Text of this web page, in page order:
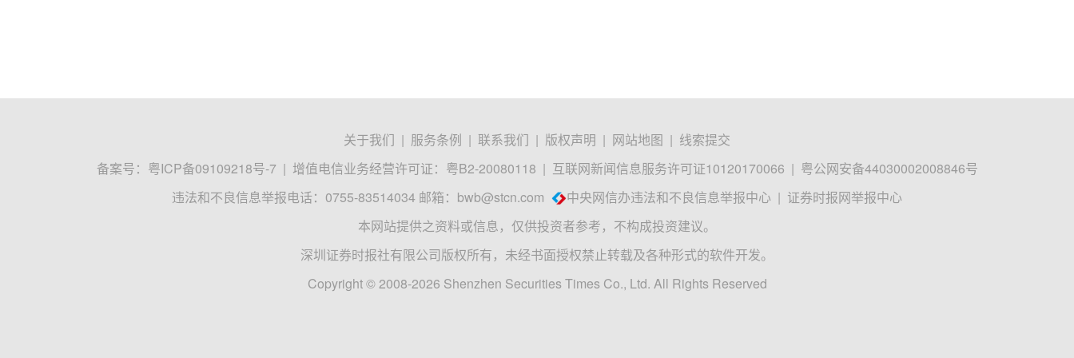
关于我们 | 服务条例 | 联系我们 | 版权声明 | 网站地图 | 线索提交
备案号： 粤ICP备09109218号-7 | 增值电信业务经营许可证：粤B2-20080118 | 互联网新闻信息服务许可证10120170066 | 粤公网安备44030002008846号
违法和不良信息举报电话：0755-83514034 邮箱： bwb@stcn.com 中央网信办违法和不良信息举报中心 | 证券时报网举报中心
本网站提供之资料或信息，仅供投资者参考，不构成投资建议。
深圳证券时报社有限公司版权所有，未经书面授权禁止转载及各种形式的软件开发。
Copyright © 2008-2026 Shenzhen Securities Times Co., Ltd. All Rights Reserved